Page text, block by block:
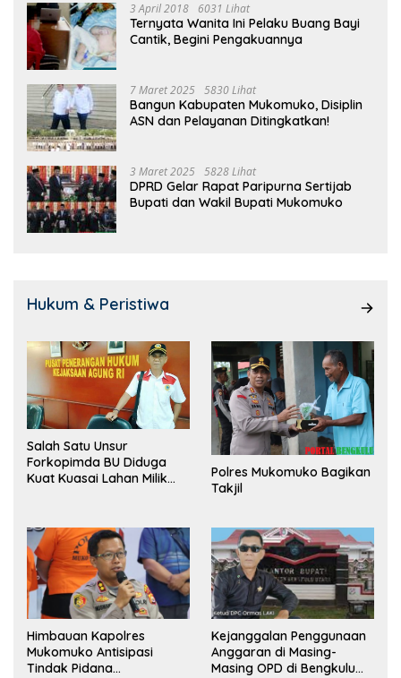
3 April 2018 6031 Lihat
Ternyata Wanita Ini Pelaku Buang Bayi
Cantik, Begini Pengakuannya
7 Maret 2025 5830 Lihat
Bangun Kabupaten Mukomuko, Disiplin
ASN dan Pelayanan Ditingkatkan!
3 Maret 2025 5828 Lihat
DPRD Gelar Rapat Paripurna Sertijab
Bupati dan Wakil Bupati Mukomuko
Hukum & Peristiwa
Salah Satu Unsur
Forkopimda BU Diduga
Kuat Kuasai Lahan Milik
Polres Mukomuko Bagikan
Takjil
Himbauan Kapolres
Mukomuko Antisipasi
Tindak Pidana
Kejanggalan Penggunaan
Anggaran di Masing-
Masing OPD di Bengkulu